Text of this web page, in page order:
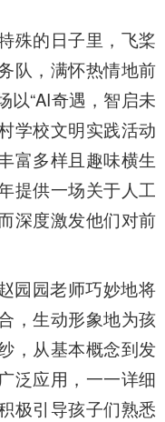
殊的日子里，飞桨
队，满怀热情地前
以“AI奇遇，智启未
学校文明实践活动
富多样且趣味横生
提供一场关于人工
深度激发他们对前
园园老师巧妙地将
，生动形象地为孩
，从基本概念到发
泛应用，一一详细
极引导孩子们熟悉